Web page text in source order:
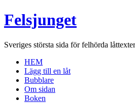
Felsjunget
Sveriges största sida för felhörda låttexter
HEM
Lägg till en låt
Bubblare
Om sidan
Boken